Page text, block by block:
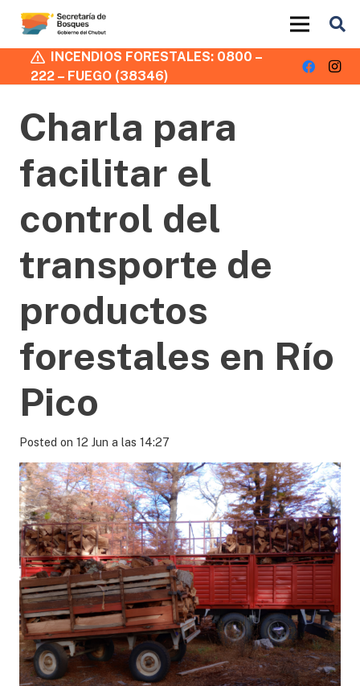
INCENDIOS FORESTALES: 0800 –
222 – FUEGO (38346)
Charla para
facilitar el
control del
transporte de
productos
forestales en Río
Pico
Posted on 12 Jun a las 14:27